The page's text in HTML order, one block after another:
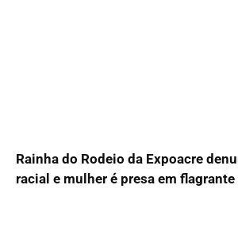
Rainha do Rodeio da Expoacre
racial e mulher é presa em